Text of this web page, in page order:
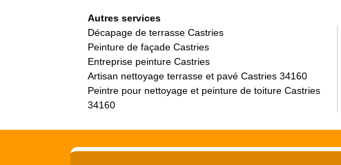
Autres services
Décapage de terrasse Castries
Peinture de façade Castries
Entreprise peinture Castries
Artisan nettoyage terrasse et pavé Castries 34160
Peintre pour nettoyage et peinture de toiture Castries
34160